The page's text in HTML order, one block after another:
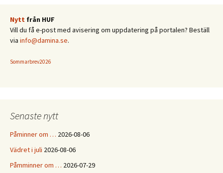
Nytt från HUF
Vill du få e-post med avisering om uppdatering på portalen? Beställ
via info@damina.se.
Sommarbrev2026
Senaste nytt
Påminner om … 2026-08-06
Vädret i juli 2026-08-06
Påmminner om … 2026-07-29